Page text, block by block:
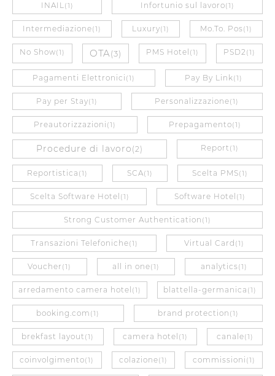
INAIL(1) Infortunio sul lavoro(1)
Intermediazione(1) Luxury(1) Mo.To. Pos(1)
No Show(1) OTA(3) PMS Hotel (1) PSD2 (1)
Pagamenti Elettronici (1) Pay By Link(1)
Pay per Stay(1) Personalizzazione(1)
Preautorizzazioni (1) Prepagamento(1)
Procedure di lavoro (2) Report (1)
Reportistica (1) SCA(1) Scelta PMS(1)
Scelta Software Hotel (1) Software Hotel (1)
Strong Customer Authentication (1)
Transazioni Telefoniche(1) Virtual Card (1)
Voucher (1) all in one(1) analytics(1)
arredamento camera hotel (1) blattella-germanica (1)
booking.com (1) brand protection (1)
brekfast layout (1) camera hotel (1) canale(1)
coinvolgimento(1) colazione(1) commissioni (1)